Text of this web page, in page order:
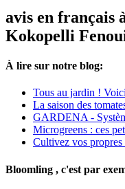
avis en français
Kokopelli
À lire sur notre blog:
Tous au jardin !
La saison des
GARDENA -
Microgreens : ces
Cultivez vos propres
Bloomling , c'est par